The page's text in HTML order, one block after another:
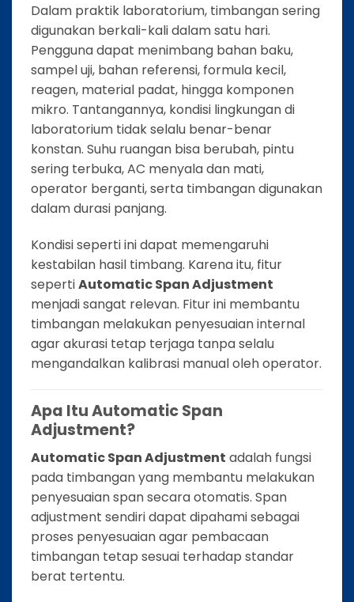
Dalam praktik laboratorium, timbangan sering
digunakan berkali-kali dalam satu hari.
Pengguna dapat menimbang bahan baku,
sampel uji, bahan referensi, formula kecil,
reagen, material padat, hingga komponen
mikro. Tantangannya, kondisi lingkungan di
laboratorium tidak selalu benar-benar
konstan. Suhu ruangan bisa berubah, pintu
sering terbuka, AC menyala dan mati,
operator berganti, serta timbangan digunakan
dalam durasi panjang.
Kondisi seperti ini dapat memengaruhi
kestabilan hasil timbang. Karena itu, fitur
sepertiAutomatic Span Adjustment
menjadi sangat relevan. Fitur ini membantu
timbangan melakukan penyesuaian internal
agar akurasi tetap terjaga tanpa selalu
mengandalkan kalibrasi manual oleh operator.
Apa Itu Automatic Span
Adjustment?
Automatic Span Adjustment adalah fungsi
pada timbangan yang membantu melakukan
penyesuaian span secara otomatis. Span
adjustment sendiri dapat dipahami sebagai
proses penyesuaian agar pembacaan
timbangan tetap sesuai terhadap standar
berat tertentu.